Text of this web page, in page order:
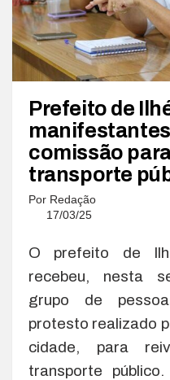
Prefeito de
comissão
transporte
Por Redação
17/03/25
O prefeito de
recebeu, nesta
grupo de
protesto realizado
cidade, para
transporte